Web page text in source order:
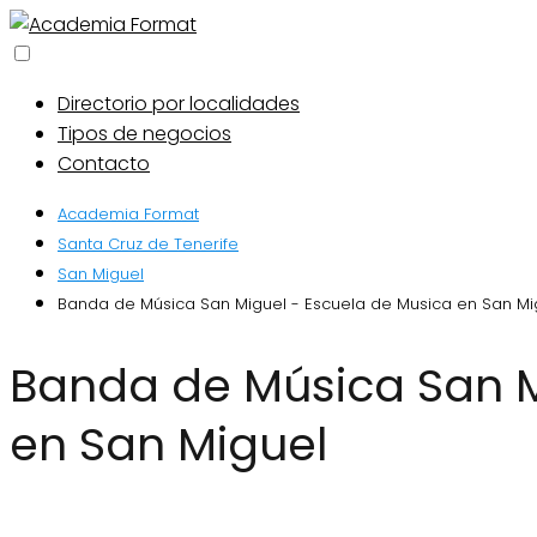
Directorio por localidades
Tipos de negocios
Contacto
Academia Format
Santa Cruz de Tenerife
San Miguel
Banda de Música San Miguel - Escuela de Musica en San
Banda de Música San Miguel - Escuela de Musica
en San Miguel